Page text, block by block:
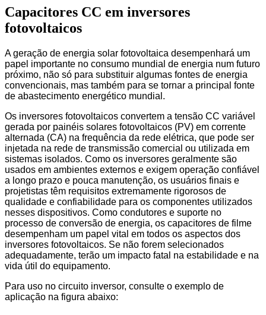
Capacitores CC em inversores
fotovoltaicos
A geração de energia solar fotovoltaica desempenhará um
papel importante no consumo mundial de energia num futuro
próximo, não só para substituir algumas fontes de energia
convencionais, mas também para se tornar a principal fonte
de abastecimento energético mundial.
Os inversores fotovoltaicos convertem a tensão CC variável
gerada por painéis solares fotovoltaicos (PV) em corrente
alternada (CA) na frequência da rede elétrica, que pode ser
injetada na rede de transmissão comercial ou utilizada em
sistemas isolados. Como os inversores geralmente são
usados ​​em ambientes externos e exigem operação confiável
a longo prazo e pouca manutenção, os usuários finais e
projetistas têm requisitos extremamente rigorosos de
qualidade e confiabilidade para os componentes utilizados
nesses dispositivos. Como condutores e suporte no
processo de conversão de energia, os capacitores de filme
desempenham um papel vital em todos os aspectos dos
inversores fotovoltaicos. Se não forem selecionados
adequadamente, terão um impacto fatal na estabilidade e na
vida útil do equipamento.
Para uso no circuito inversor, consulte o exemplo de
aplicação na figura abaixo: